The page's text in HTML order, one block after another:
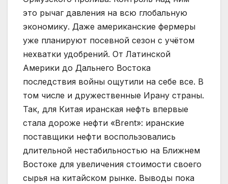
это рычаг давления на всю глобальную
экономику. Даже американские фермеры
уже планируют посевной сезон с учётом
нехватки удобрений. От Латинской
Америки до Дальнего Востока
последствия войны ощутили на себе все. В
том числе и дружественные Ирану страны.
Так, для Китая иранская нефть впервые
стала дороже нефти «Brent»: иранские
поставщики нефти воспользовались
длительной нестабильностью на Ближнем
Востоке для увеличения стоимости своего
сырья на китайском рынке. Выводы пока